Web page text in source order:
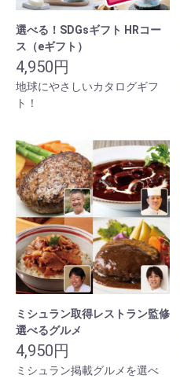
選べる！SDGsギフト HRコー
ス（eギフト）
4,950円
地球にやさしいカタログギフ
ト！
ミシュラン取得レストラン監修
選べるグルメ
4,950円
ミシュラン掲載グルメを選べ